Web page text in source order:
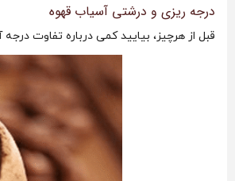
درجه ریزی و درشتی آسیاب قهوه
قبل از هرچیز، بیایید کمی درباره تفاوت